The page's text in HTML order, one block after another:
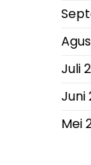
Juli
Juni
Mei